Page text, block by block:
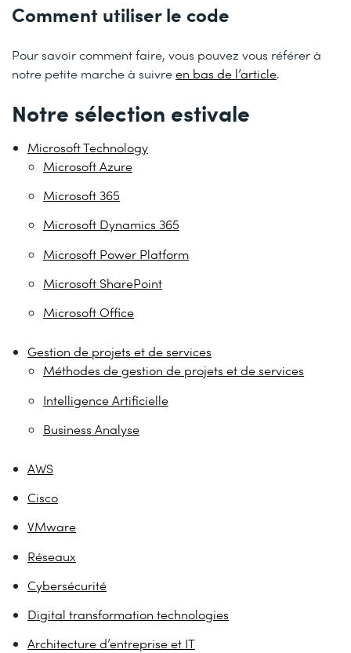
Comment utiliser le code
Pour savoir comment faire, vous pouvez vous référer à
notre petite marche à suivreen bas de l’article.
Notre sélection estivale
Microsoft Technology
Microsoft Azure
Microsoft 365
Microsoft Dynamics 365
Microsoft Power Platform
Microsoft SharePoint
Microsoft Office
Gestion de projets et de services
Méthodes de gestion de projets et de services
Intelligence Artificielle
Business Analyse
AWS
Cisco
VMware
Réseaux
Cybersécurité
Digital transformation technologies
Architecture d’entreprise et IT